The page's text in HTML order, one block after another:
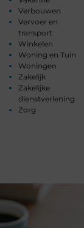
Verbouwen
Vervoer en
transport
Winkelen
Woning en Tuin
Woningen
Zakelijk
Zakelijke
dienstverlening
Zorg